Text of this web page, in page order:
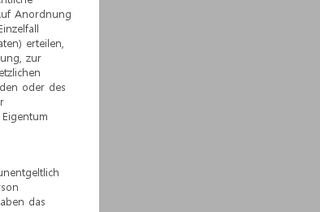
Anordnung
erteilen,
zur
oder des
das